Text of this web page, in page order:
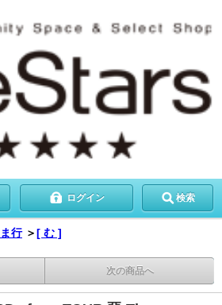
ログイン 検索
行 ＞[ む ]
次の商品へ